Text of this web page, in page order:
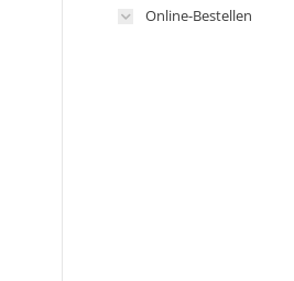
Online-Bestellen